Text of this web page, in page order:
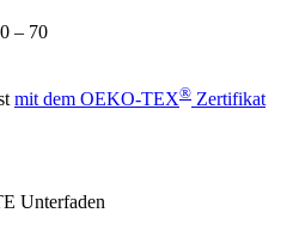
– 70
mit dem OEKO-TEX® Zertifikat